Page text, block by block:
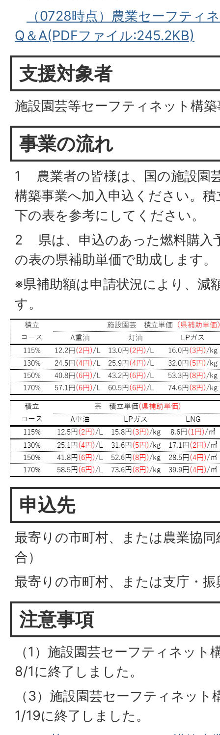
（0728時点）農業セーフティ
Q＆A(PDFファイル:245.2KB)
支援対象者
施設園芸等セーフティネット構
事業の流れ
1 農業者の皆様は、国の施設園
構築事業へ加入申込ください。
下の表を参考にしてください。
2 県は、申込のあった燃料購入
の表の県補助単価で助成します。
※県補助額は申請状況により、減
す。
申込先
最寄りの市町村、または農業協
合）
最寄りの市町村、または支庁・
注意事項
（1）施設園芸セーフティネット
8/1に終了しました。
（3）施設園芸セーフティネッ
1/19に終了しました。